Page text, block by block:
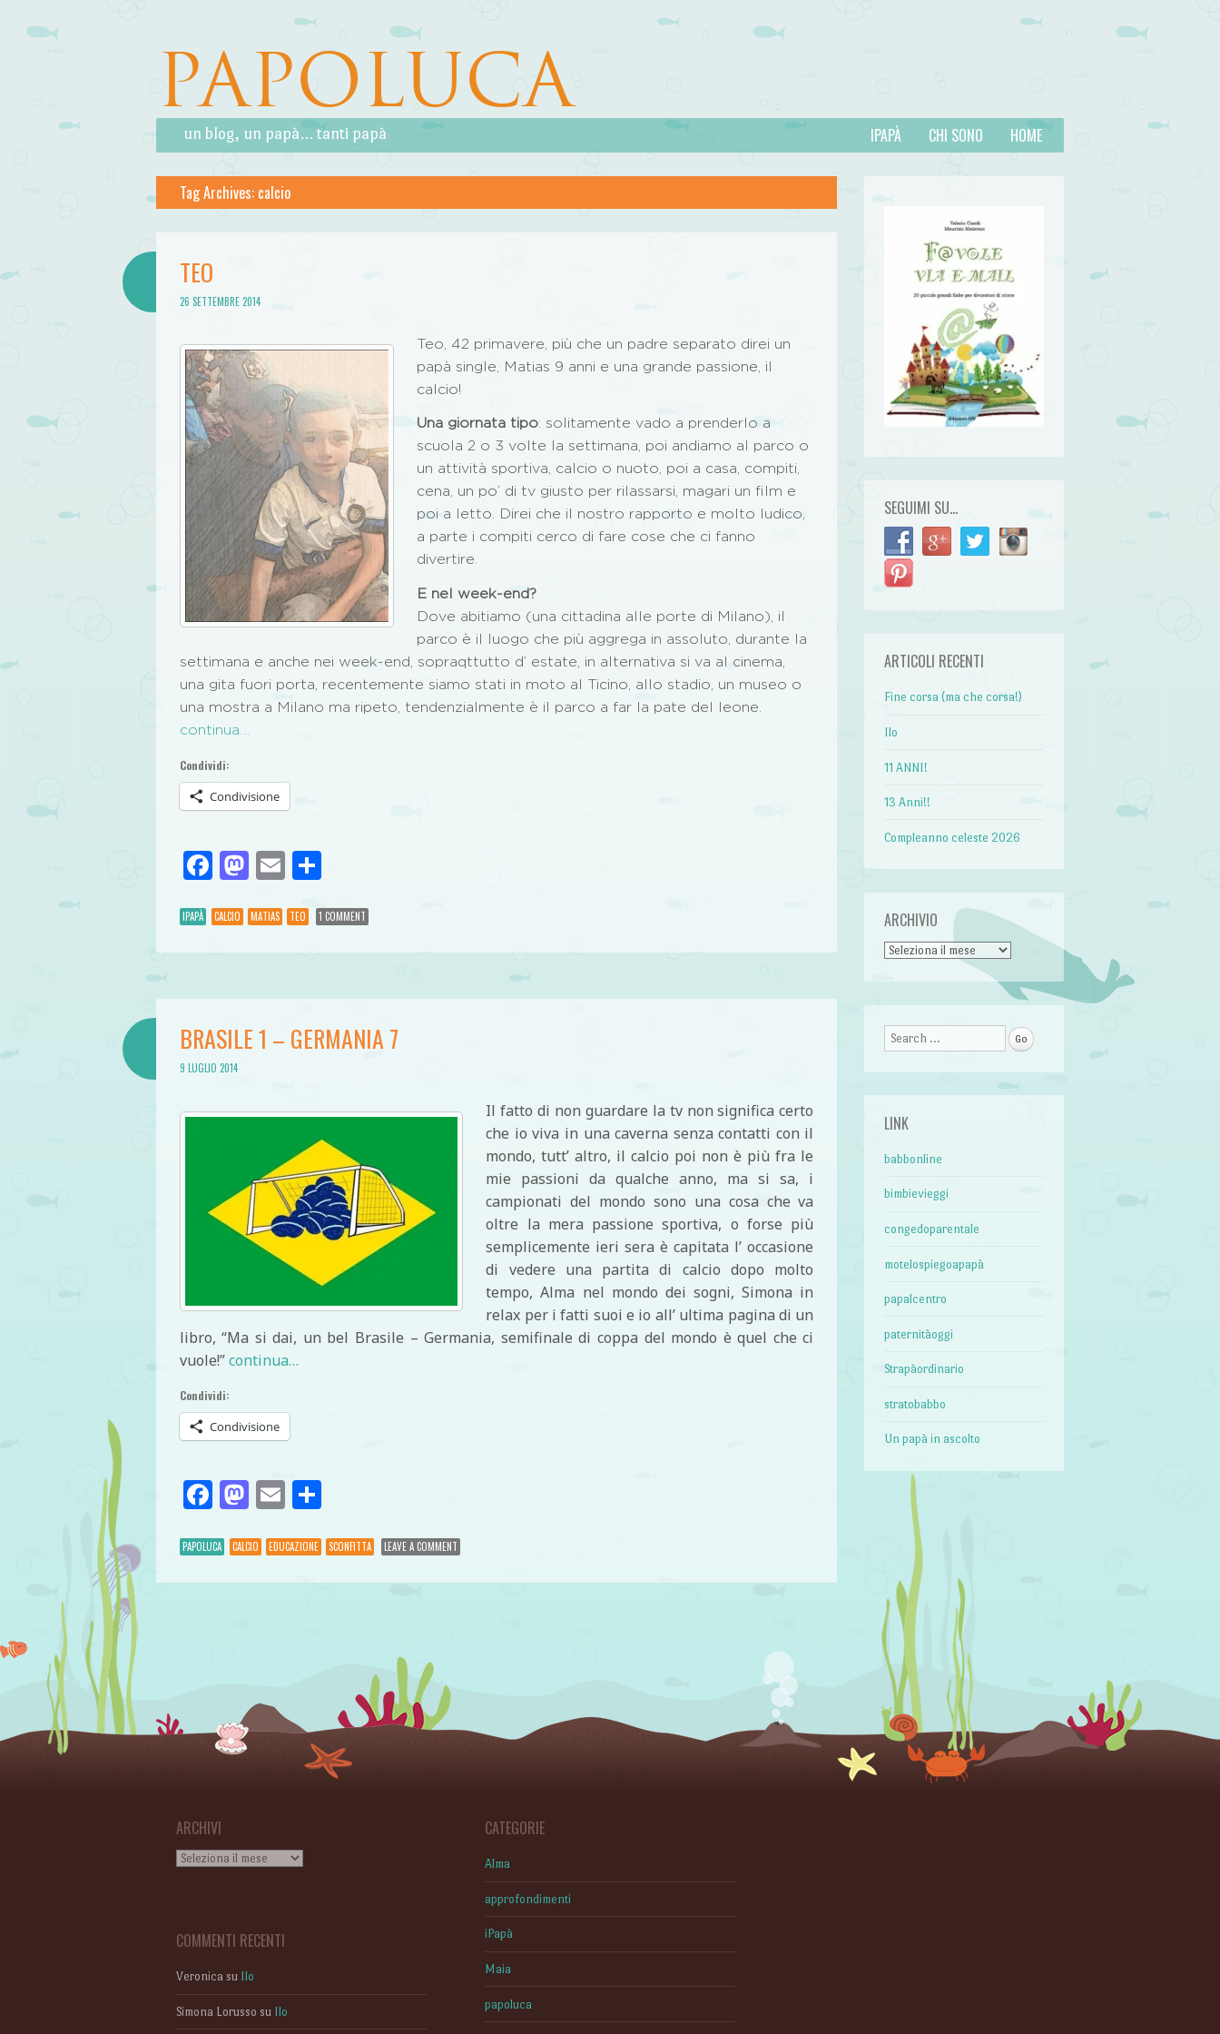
PAPOLUCA
un blog, un papà… tanti papà
Menu
Skip to content HOME
CHI SONO
IPAPÀ
Tag Archives: calcio
TEO
26 SETTEMBRE 2014
Teo, 42 primavere, più che un padre separato direi un
papà single, Matias 9 anni e una grande passione, il
calcio!
Una giornata tipo: solitamente vado a prenderlo a
scuola 2 o 3 volte la settimana, poi andiamo al parco o
un attività sportiva, calcio o nuoto, poi a casa, compiti,
cena, un po’ di tv giusto per rilassarsi, magari un film e
poi a letto. Direi che il nostro rapporto e molto ludico,
a parte i compiti cerco di fare cose che ci fanno
divertire.
E nel week-end?
Dove abitiamo (una cittadina alle porte di Milano), il
parco è il luogo che più aggrega in assoluto, durante la
settimana e anche nei week-end, sopraqttutto d’ estate, in alternativa si va al cinema,
una gita fuori porta, recentemente siamo stati in moto al Ticino, allo stadio, un museo o
una mostra a Milano ma ripeto, tendenzialmente è il parco a far la pate del leone.
continua…
Condividi:
Condivisione
Facebook
Mastodon
EmailCondividi
IPAPÀ CALCIO MATIAS TEO 1 COMMENT
BRASILE 1 – GERMANIA 7
9 LUGLIO 2014
Il fatto di non guardare la tv non significa certo
che io viva in una caverna senza contatti con il
mondo, tutt’ altro, il calcio poi non è più fra le
mie passioni da qualche anno, ma si sa, i
campionati del mondo sono una cosa che va
oltre la mera passione sportiva, o forse più
semplicemente ieri sera è capitata l’ occasione
di vedere una partita di calcio dopo molto
tempo, Alma nel mondo dei sogni, Simona in
relax per i fatti suoi e io all’ ultima pagina di un
libro, “Ma si dai, un bel Brasile – Germania, semifinale di coppa del mondo è quel che ci
vuole!”continua…
Condividi:
Condivisione
Facebook
Mastodon
Email
PAPOLUCA CALCIO EDUCAZIONE SCONFITTA LEAVE A COMMENT
Post navigation
SEGUIMI SU…
ARTICOLI RECENTI
Fine corsa (ma che corsa!)
Ilo
11 ANNI!
13 Anni!!
Compleanno celeste 2026
ARCHIVIO
Archivio
Search
LINK
babbonline
bimbievieggi
congedoparentale
motelospiegoapapà
papalcentro
paternitàoggi
Strapàordinario
stratobabbo
Un papà in ascolto
ARCHIVI
Archivi
COMMENTI RECENTI
Veronica su Ilo
Simona Lorusso su Ilo
CATEGORIE
Alma
approfondimenti
iPapà
Maia
papoluca